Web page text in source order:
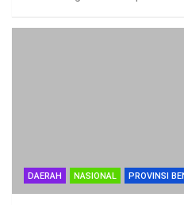
DAERAH NASIONAL PROVINSI